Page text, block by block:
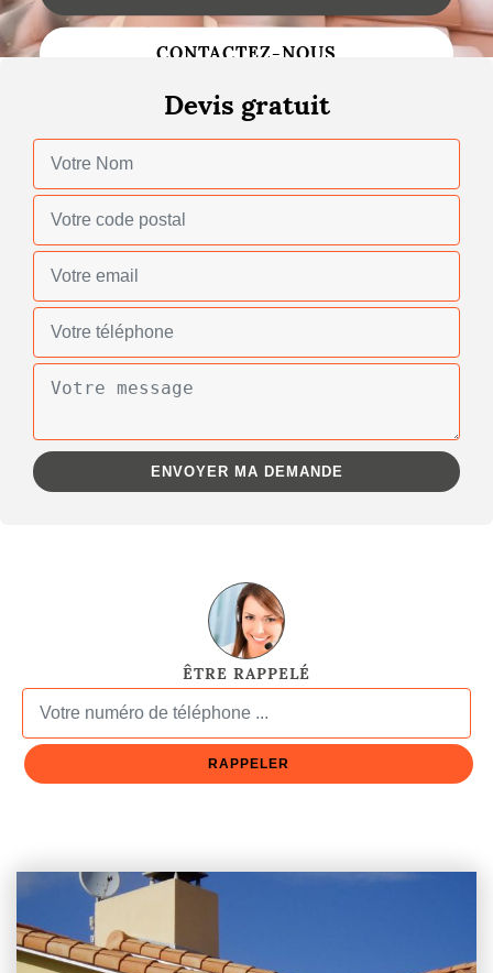
Changement de toiture
Gouttières
Réparation de toiture
CONTACTEZ-NOUS
Devis gratuit
ÊTRE RAPPELÉ